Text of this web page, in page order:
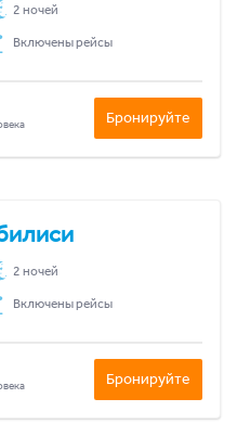
2 ночей
Включены рейсы
Бронируйте
2 ночей
Включены рейсы
Бронируйте